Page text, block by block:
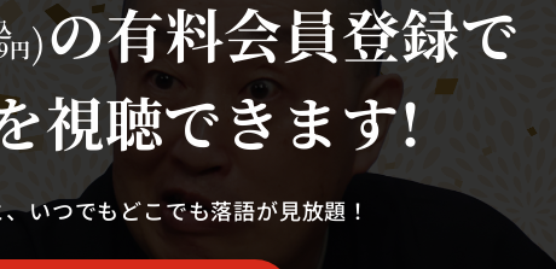
円)の有料会員登録で
視聴できます!
いつでもどこでも落語が見放題！